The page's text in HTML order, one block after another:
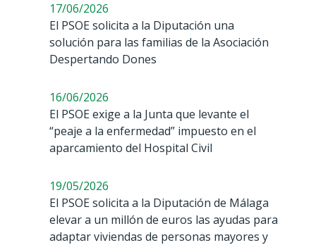
17/06/2026
El PSOE solicita a la Diputación una
solución para las familias de la Asociación
Despertando Dones
16/06/2026
El PSOE exige a la Junta que levante el
“peaje a la enfermedad” impuesto en el
aparcamiento del Hospital Civil
19/05/2026
El PSOE solicita a la Diputación de Málaga
elevar a un millón de euros las ayudas para
adaptar viviendas de personas mayores y